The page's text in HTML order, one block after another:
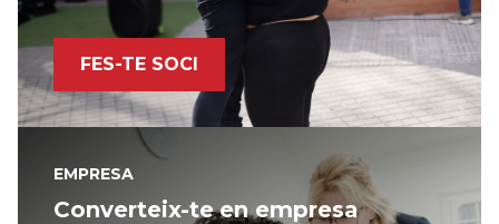
FES-TE SOCI
EMPRESA
Converteix-te en empresa